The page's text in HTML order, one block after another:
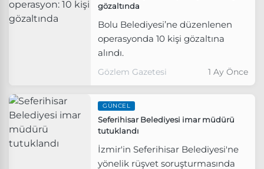
gözaltında
Bolu Belediyesi’ne düzenlenen
operasyonda 10 kişi gözaltına
alındı.
Gözlem Gazetesi 1 Ay Önce
GÜNCEL
Seferihisar Belediyesi imar müdürü
tutuklandı
İzmir'in Seferihisar Belediyesi'ne
yönelik rüşvet soruşturmasında